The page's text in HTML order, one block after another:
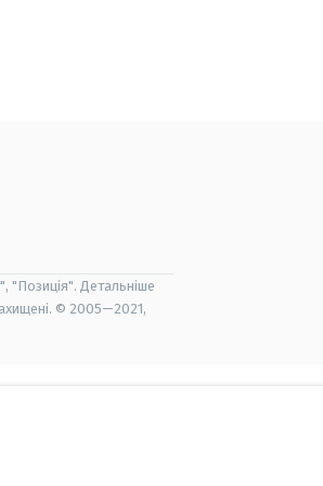
"Позиція". Детальніше
© 2005—2021,